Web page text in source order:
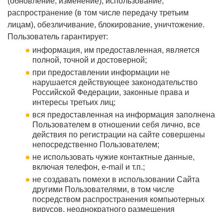
распространение (в том числе передачу третьим
лицам), обезличивание, блокирование, уничтожение.
Пользователь гарантирует:
информация, им предоставленная, является
полной, точной и достоверной;
при предоставлении информации не
нарушается действующее законодательство
Российской Федерации, законные права и
интересы третьих лиц;
вся предоставленная на информация заполнена
Пользователем в отношении себя лично, все
действия по регистрации на сайте совершены
непосредственно Пользователем;
не использовать чужие контактные данные,
включая телефон, e-mail и т.п.;
не создавать помехи в использовании Сайта
другими Пользователями, в том числе
посредством распространения компьютерных
вирусов, неоднократного размещения